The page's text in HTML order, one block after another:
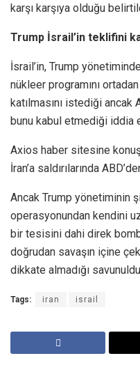
karşı karşıya olduğu
Trump İsrail’in teklifini
İsrail’in, Trump
nükleer programını
katılmasını istediği ancak
bunu kabul etmediği iddia
Axios haber sitesine
İran’a saldırılarında
Ancak Trump yönetiminin
operasyonundan kendini
bir tesisini dahi direk
doğrudan savaşın içine
dikkate almadığı
Tags: iran israil